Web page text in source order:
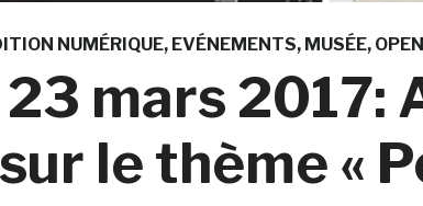
NUMÉRIQUE EVÉNEMENTS MUSÉE
23 mars 2017:
le thème «